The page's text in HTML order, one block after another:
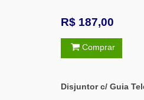
R$ 187,00
Comprar
Disjuntor c/ Guia